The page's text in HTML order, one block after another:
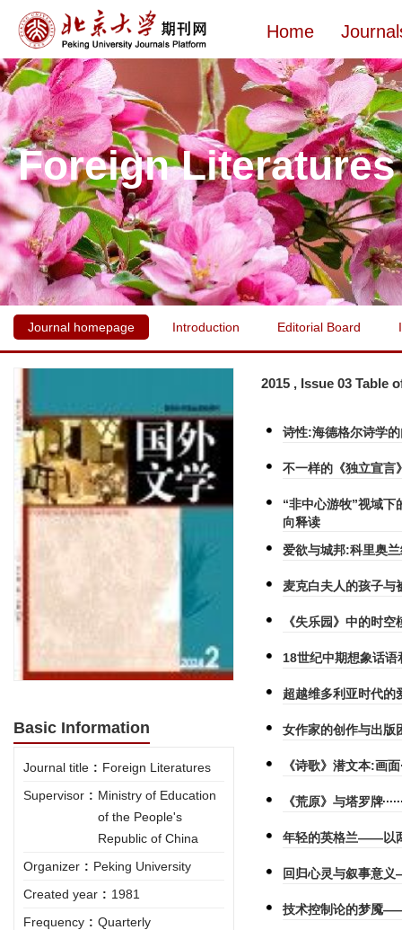
Home
Foreign Literatures
Journal homepage Introduction Editorial Board
Basic Information
Journal title : Foreign Literatures
Supervisor : Ministry of Education
of the People's
Republic of China
Organizer : Peking University
Created year : 1981
Frequency : Quarterly
2015 , Issue 03 Table
诗性:海德格尔诗学
不一样的《独立宣言
“非中心游牧”视域
向释读
爱欲与城邦:科里奥
麦克白夫人的孩子与
《失乐园》中的时
18世纪中期想象话
超越维多利亚时代
女作家的创作与出
《诗歌》潜文本:画
《荒原》与塔罗牌
年轻的英格兰——以
回归心灵与叙事意
技术控制论的梦魇